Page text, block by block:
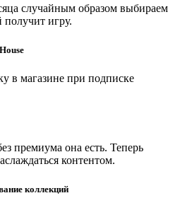
случайным образом выбираем
игру.
в магазине при подписке
премиума она есть. Теперь
контентом.
коллекций